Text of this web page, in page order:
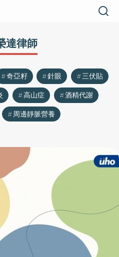
達律師
奇亞籽 針眼
三伏貼
高山症
酒精代謝
周邊靜脈營養